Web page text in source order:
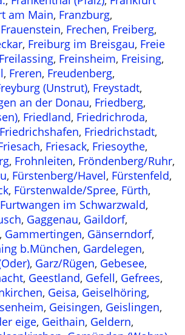
am Main, Franzburg,
Frauenstein, Frechen, Freiberg,
, Freiburg im Breisgau, Freie
Freilassing, Freinsheim, Freising,
, Freren, Freudenberg,
(Unstrut), Freystadt,
an der Donau, Friedberg,
, Friedland, Friedrichroda,
Friedrichshafen, Friedrichstadt,
, Friesack, Friesoythe,
, Frohnleiten, Fröndenberg/Ruhr,
, Fürstenberg/Havel, Fürstenfeld,
, Fürstenwalde/Spree, Fürth,
Furtwangen im Schwarzwald,
, Gaggenau, Gaildorf,
, Gammertingen, Gänserndorf,
b.München, Gardelegen,
, Garz/Rügen, Gebesee,
, Geestland, Gefell, Gefrees,
, Geisa, Geiselhöring,
, Geisingen, Geislingen,
eige, Geithain, Geldern,